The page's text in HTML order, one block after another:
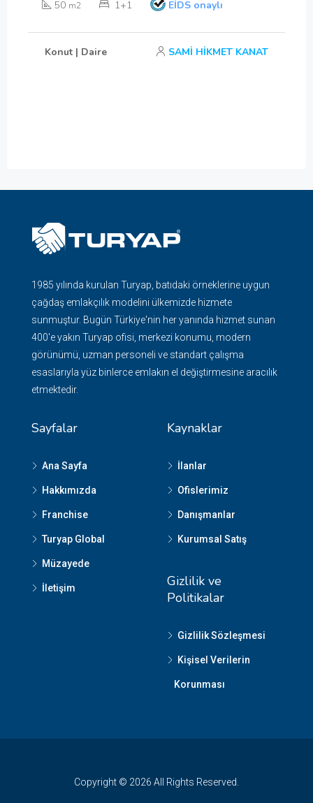
50 m2 1+1 EİDS onaylı
Konut | Daire SAMİ HİKMET KANAT
1985 yılında kurulan Turyap, batıdaki örneklerine uygun
çağdaş emlakçılık modelini ülkemizde hizmete
sunmuştur. Bugün Türkiye'nin her yanında hizmet sunan
400'e yakın Turyap ofisi, merkezi konumu, modern
görünümü, uzman personeli ve standart çalışma
esaslarıyla yüz binlerce emlakın el değiştirmesine aracılık
etmektedir.
Sayfalar
Ana Sayfa
Hakkımızda
Franchise
Turyap Global
Müzayede
İletişim
Kaynaklar
İlanlar
Ofislerimiz
Danışmanlar
Kurumsal Satış
Gizlilik ve
Politikalar
Gizlilik Sözleşmesi
Kişisel Verilerin
Korunması
Copyright © 2026 All Rights Reserved.